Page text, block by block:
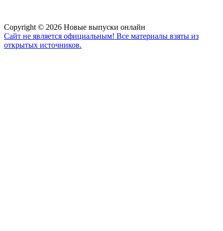
Copyright © 2026 Новые выпуски онлайн
Сайт не является официальным! Все материалы взяты из
открытых источников.